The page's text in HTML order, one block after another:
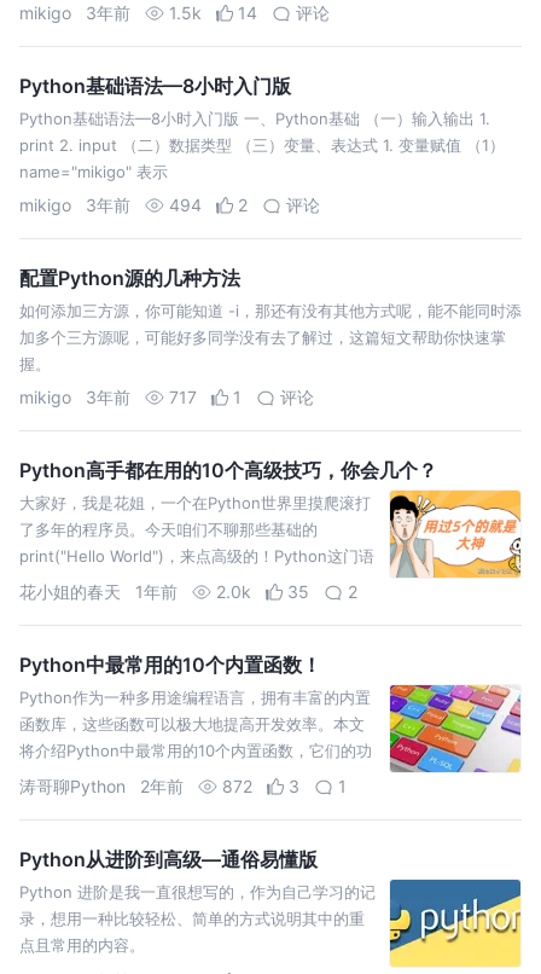
mikigo 3年前 1.5k 14 评论
Python基础语法—8小时入门版
Python基础语法—8小时入门版 一、Python基础 （一）输入输出 1.
print 2. input （二）数据类型 （三）变量、表达式 1. 变量赋值 （1）
name="mikigo" 表示
mikigo 3年前 494 2 评论
配置Python源的几种方法
如何添加三方源，你可能知道 -i，那还有没有其他方式呢，能不能同时添
加多个三方源呢，可能好多同学没有去了解过，这篇短文帮助你快速掌
握。
mikigo 3年前 717 1 评论
Python高手都在用的10个高级技巧，你会几个？
大家好，我是花姐，一个在Python世界里摸爬滚打
了多年的程序员。今天咱们不聊那些基础的
print("Hello World")，来点高级的！Python这门语
言，表面上看起来简单，但它的高级用法可真
花小姐的春天 1年前 2.0k 35 2
Python中最常用的10个内置函数！
Python作为一种多用途编程语言，拥有丰富的内置
函数库，这些函数可以极大地提高开发效率。本文
将介绍Python中最常用的10个内置函数，它们的功
能各有不同，但在实际编程中经常派上用场。
涛哥聊Python 2年前 872 3 1
Python从进阶到高级—通俗易懂版
Python 进阶是我一直很想写的，作为自己学习的记
录，想用一种比较轻松、简单的方式说明其中的重
点且常用的内容。